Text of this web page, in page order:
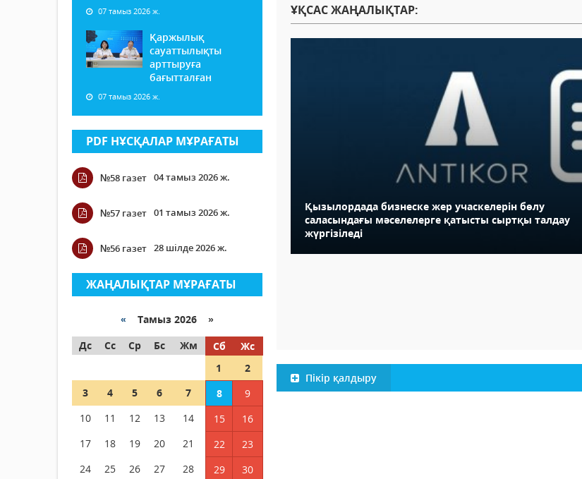
07 тамыз 2026 ж.
Қаржылық
сауаттылықты
арттыруға
бағытталған
07 тамыз 2026 ж.
PDF НҰСҚАЛАР МҰРАҒАТЫ
№58 газет 04 тамыз 2026 ж.
№57 газет 01 тамыз 2026 ж.
№56 газет 28 шілде 2026 ж.
ЖАҢАЛЫҚТАР МҰРАҒАТЫ
« Тамыз 2026 »
Дс
Сс Ср Бс Жм Сб
Жс
1
2
3
4 5 6 7 8
9
10
11 12 13 14 15
16
17
18 19 20 21 22
23
24
25 26 27 28 29 30
ҰҚСАС ЖАҢАЛЫҚТАР:
Қызылордада бизнеске жер учаскелерін бөлу
саласындағы мәселелерге қатысты сыртқы талдау
жүргізіледі
Пікір қалдыру